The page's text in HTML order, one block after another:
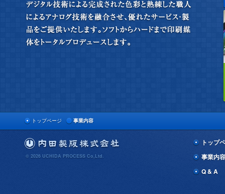
トップページ 事業内容
© 2026 UCHIDA PROCESS Co,Ltd.
トップ
事業内容
Q & A